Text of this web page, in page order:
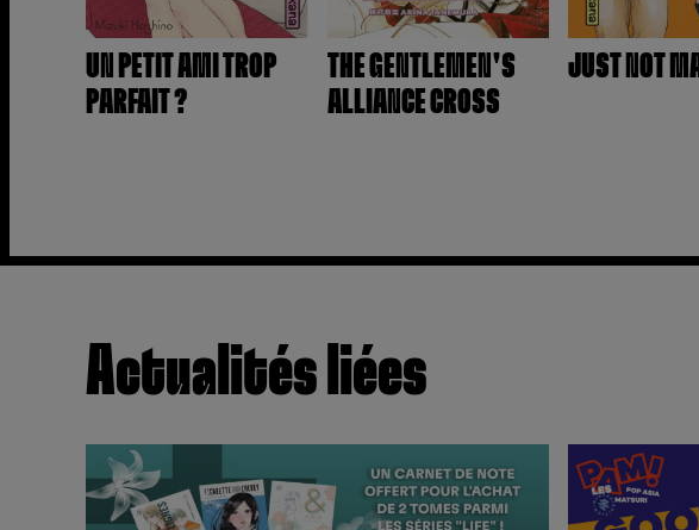
UN PETIT AMI TROP
PARFAIT ?
THE GENTLEMEN'S
ALLIANCE CROSS
JUST NOT
Actualités liées